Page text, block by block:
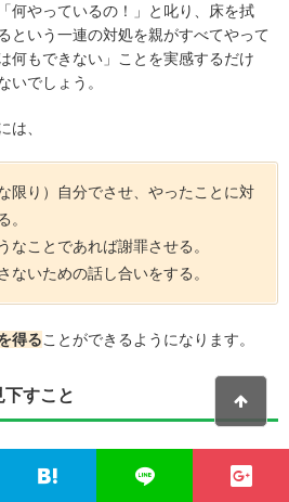
何やっているの！」と叱り、床を拭
という一連の対処を親がすべてやって
何もできない」ことを実感するだけ
いでしょう。
は、
限り）自分でさせ、やったことに対
。
なことであれば謝罪させる。
ないための話し合いをする。
得ることができるようになります。
すこと
めて伸ばす」を実践してきたんだ